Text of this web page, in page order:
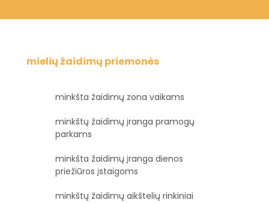
mielių žaidimų priemonės
minkšta žaidimų zona vaikams
minkštų žaidimų įranga pramogų
parkams
minkšta žaidimų įranga dienos
priežiūros įstaigoms
minkštų žaidimų aikštelių rinkiniai